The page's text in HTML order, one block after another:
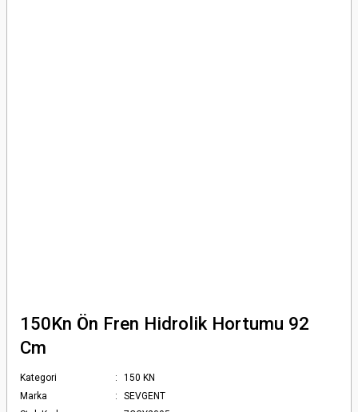
150Kn Ön Fren Hidrolik Hortumu 92
Cm
Kategori
150 KN
Marka
SEVGENT